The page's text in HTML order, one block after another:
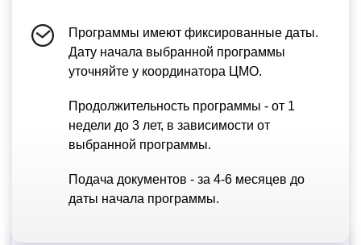
Программы имеют фиксированные даты.
Дату начала выбранной программы
уточняйте у координатора ЦМО.
Продолжительность программы - от 1
недели до 3 лет, в зависимости от
выбранной программы.
Подача документов - за 4-6 месяцев до
даты начала программы.